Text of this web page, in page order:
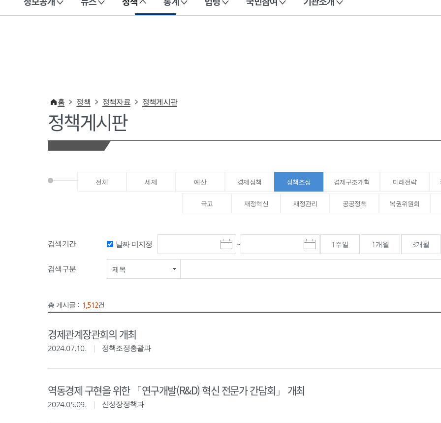
이 누리집은 대한민국 공식 전자정부 누리집입니다.
홈 정책 정책자료 정책게시판
정책게시판
전체 세제 예산 경제정책 정책조정 경제구조개혁 미래전략
국고 재정혁신 재정관리 공공정책 복권위원회
검색기간 날짜 미지정
시
작
~
종
료
1주일 1개월 3개월
검색구분 제목
총 게시글 : 1,512건
경제관계장관회의 개최
2024.07.10. 정책조정총괄과
역동경제 구현을 위한 「연구개발(R&D) 혁신 전문가 간담회」 개최
2024.05.09. 신성장정책과